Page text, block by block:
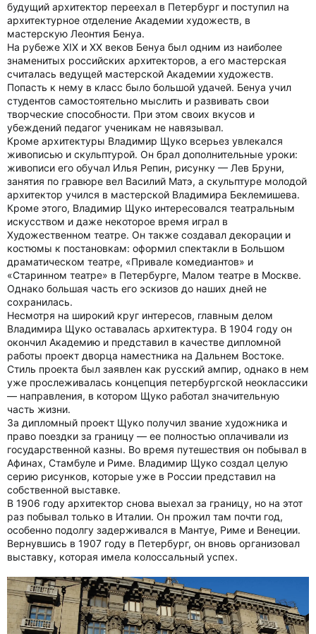
будущий архитектор переехал в Петербург и поступил на
архитектурное отделение Академии художеств, в
мастерскую Леонтия Бенуа.
На рубеже XIX и ХХ веков Бенуа был одним из наиболее
знаменитых российских архитекторов, а его мастерская
считалась ведущей мастерской Академии художеств.
Попасть к нему в класс было большой удачей. Бенуа учил
студентов самостоятельно мыслить и развивать свои
творческие способности. При этом своих вкусов и
убеждений педагог ученикам не навязывал.
Кроме архитектуры Владимир Щуко всерьез увлекался
живописью и скульптурой. Он брал дополнительные уроки:
живописи его обучал Илья Репин, рисунку — Лев Бруни,
занятия по гравюре вел Василий Матэ, а скульптуре молодой
архитектор учился в мастерской Владимира Беклемишева.
Кроме этого, Владимир Щуко интересовался театральным
искусством и даже некоторое время играл в
Художественном театре. Он также создавал декорации и
костюмы к постановкам: оформил спектакли в Большом
драматическом театре, «Привале комедиантов» и
«Старинном театре» в Петербурге, Малом театре в Москве.
Однако большая часть его эскизов до наших дней не
сохранилась.
Несмотря на широкий круг интересов, главным делом
Владимира Щуко оставалась архитектура. В 1904 году он
окончил Академию и представил в качестве дипломной
работы проект дворца наместника на Дальнем Востоке.
Стиль проекта был заявлен как русский ампир, однако в нем
уже прослеживалась концепция петербургской неоклассики
— направления, в котором Щуко работал значительную
часть жизни.
За дипломный проект Щуко получил звание художника и
право поездки за границу — ее полностью оплачивали из
государственной казны. Во время путешествия он побывал в
Афинах, Стамбуле и Риме. Владимир Щуко создал целую
серию рисунков, которые уже в России представил на
собственной выставке.
В 1906 году архитектор снова выехал за границу, но на этот
раз побывал только в Италии. Он прожил там почти год,
особенно подолгу задерживался в Мантуе, Риме и Венеции.
Вернувшись в 1907 году в Петербург, он вновь организовал
выставку, которая имела колоссальный успех.